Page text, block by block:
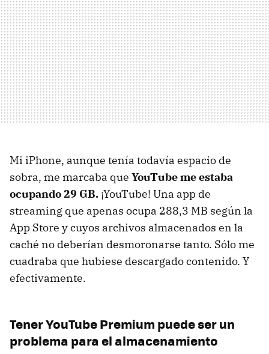
Mi iPhone, aunque tenía todavía espacio de
sobra, me marcaba que YouTube me estaba
ocupando 29 GB. ¡YouTube! Una app de
streaming que apenas ocupa 288,3 MB según la
App Store y cuyos archivos almacenados en la
caché no deberían desmoronarse tanto. Sólo me
cuadraba que hubiese descargado contenido. Y
efectivamente.
Tener YouTube Premium puede ser un
problema para el almacenamiento